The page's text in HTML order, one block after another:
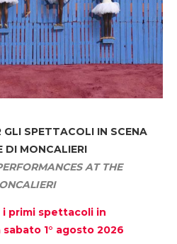
GLI SPETTACOLI IN SCENA
DI MONCALIERI
AT THE
primi spettacoli in
1° agosto 2026